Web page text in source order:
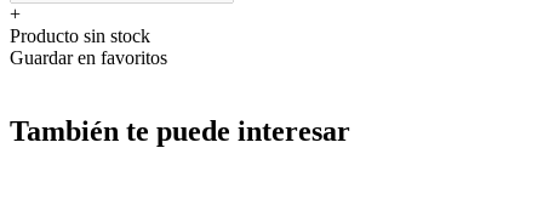
+
Producto sin stock
Guardar en favoritos
También te puede interesar